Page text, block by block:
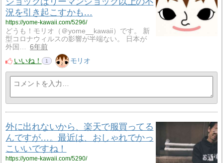
況を引き起こすかも…
https://yome-kawaii.com/5296/
どうも！モリオ（＠yome__kawaii）です。 新
型コロナウィルスの影響が半端ない。 日本が
外国…
6年前
いいね！
1 モリオ
外に出れないから、楽天で服買ってる
んですが…。最近は、おしゃれでかっ
こいいですね！
https://yome-kawaii.com/5290/